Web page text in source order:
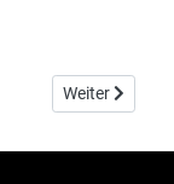
Nächster
Weiter